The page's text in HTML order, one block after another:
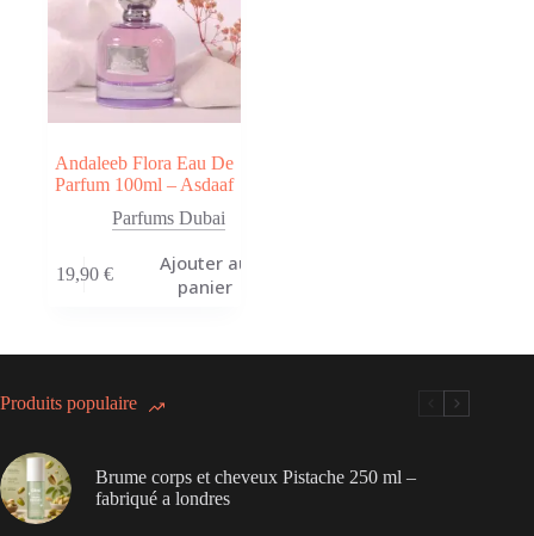
Andaleeb Flora Eau De
Parfum 100ml – Asdaaf
Parfums Dubai
19,90 €
Ajouter au
panier
Produits populaire
Brume corps et cheveux Pistache 250 ml –
fabriqué a londres